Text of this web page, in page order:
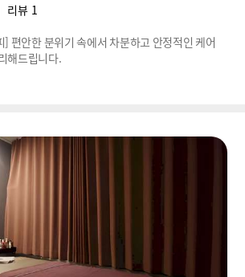
리뷰 1
] 편안한 분위기 속에서 차분하고 안정적인 케어
해드립니다.